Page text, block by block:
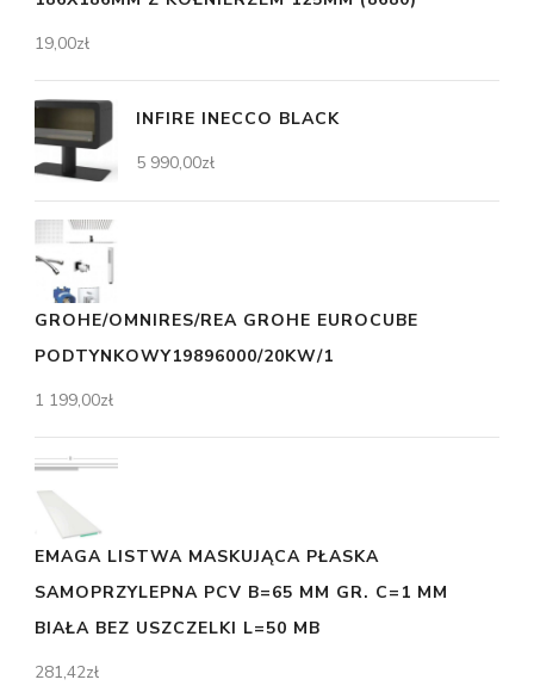
19,00zł
INFIRE INECCO BLACK
5 990,00zł
GROHE/OMNIRES/REA GROHE EUROCUBE
PODTYNKOWY19896000/20KW/1
1 199,00zł
EMAGA LISTWA MASKUJĄCA PŁASKA
SAMOPRZYLEPNA PCV B=65 MM GR. C=1 MM
BIAŁA BEZ USZCZELKI L=50 MB
281,42zł